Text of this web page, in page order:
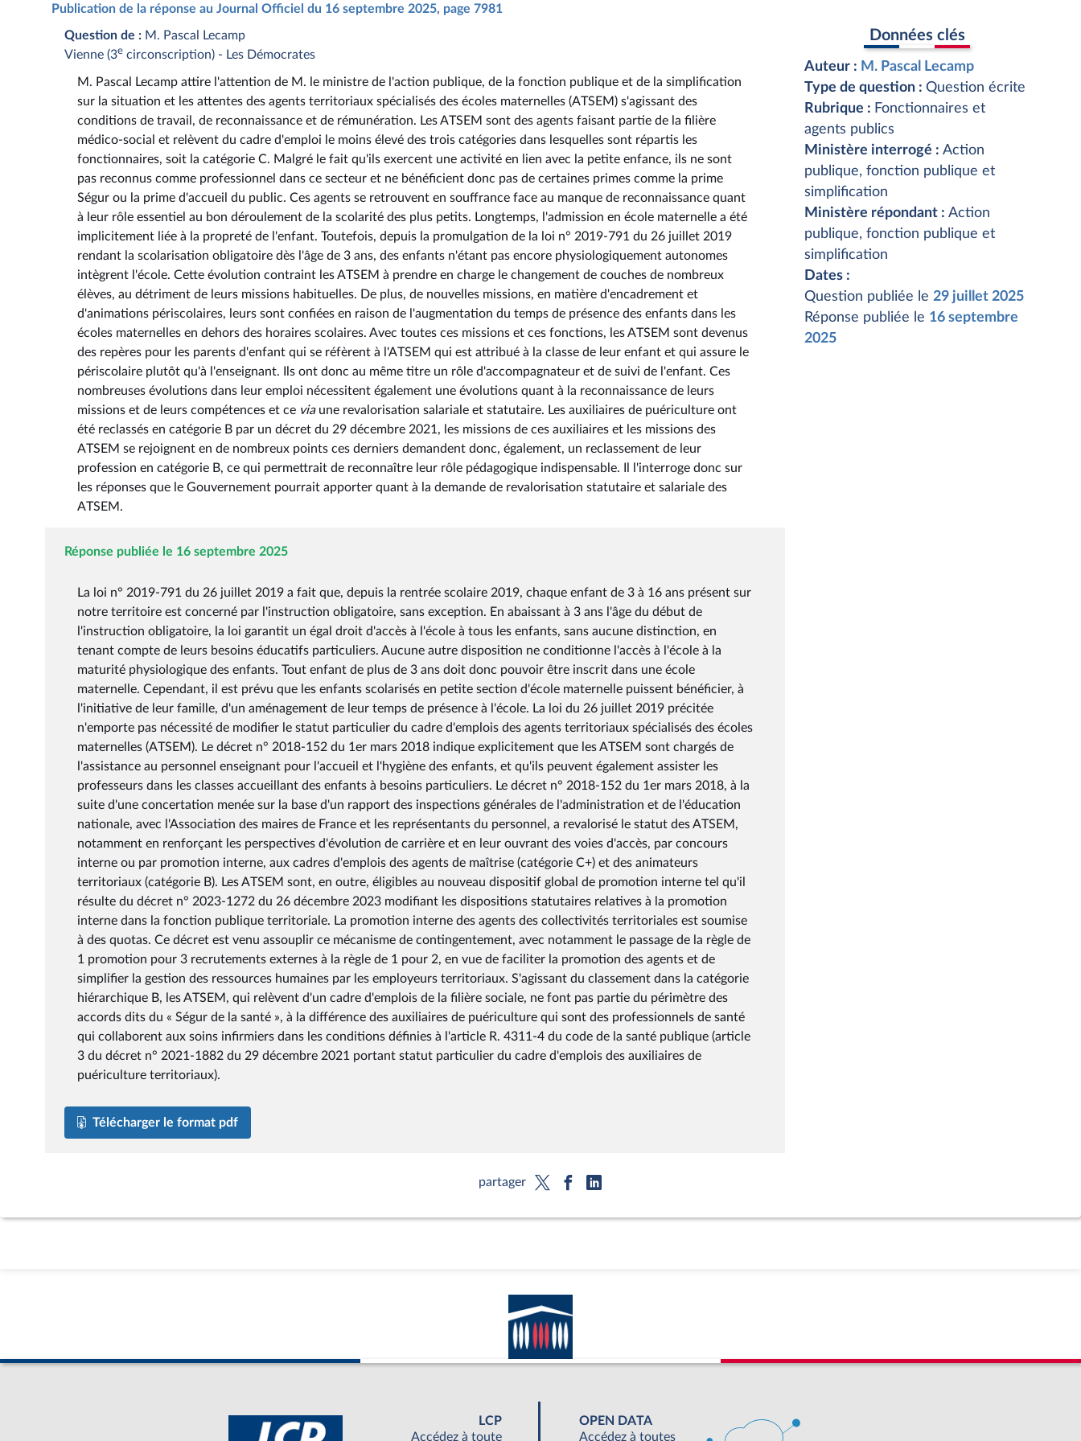
Publication de la réponse au Journal Officiel du 16 septembre 2025, page 7981
Question de : M. Pascal Lecamp
Vienne (3e circonscription) - Les Démocrates
M. Pascal Lecamp attire l'attention de M. le ministre de l'action publique, de la fonction publique et de la simplification
sur la situation et les attentes des agents territoriaux spécialisés des écoles maternelles (ATSEM) s'agissant des
conditions de travail, de reconnaissance et de rémunération. Les ATSEM sont des agents faisant partie de la filière
médico-social et relèvent du cadre d'emploi le moins élevé des trois catégories dans lesquelles sont répartis les
fonctionnaires, soit la catégorie C. Malgré le fait qu'ils exercent une activité en lien avec la petite enfance, ils ne sont
pas reconnus comme professionnel dans ce secteur et ne bénéficient donc pas de certaines primes comme la prime
Ségur ou la prime d'accueil du public. Ces agents se retrouvent en souffrance face au manque de reconnaissance quant
à leur rôle essentiel au bon déroulement de la scolarité des plus petits. Longtemps, l'admission en école maternelle a été
implicitement liée à la propreté de l'enfant. Toutefois, depuis la promulgation de la loi n° 2019-791 du 26 juillet 2019
rendant la scolarisation obligatoire dès l'âge de 3 ans, des enfants n'étant pas encore physiologiquement autonomes
intègrent l'école. Cette évolution contraint les ATSEM à prendre en charge le changement de couches de nombreux
élèves, au détriment de leurs missions habituelles. De plus, de nouvelles missions, en matière d'encadrement et
d'animations périscolaires, leurs sont confiées en raison de l'augmentation du temps de présence des enfants dans les
écoles maternelles en dehors des horaires scolaires. Avec toutes ces missions et ces fonctions, les ATSEM sont devenus
des repères pour les parents d'enfant qui se réfèrent à l'ATSEM qui est attribué à la classe de leur enfant et qui assure le
périscolaire plutôt qu'à l'enseignant. Ils ont donc au même titre un rôle d'accompagnateur et de suivi de l'enfant. Ces
nombreuses évolutions dans leur emploi nécessitent également une évolutions quant à la reconnaissance de leurs
missions et de leurs compétences et ce viaune revalorisation salariale et statutaire. Les auxiliaires de puériculture ont
été reclassés en catégorie B par un décret du 29 décembre 2021, les missions de ces auxiliaires et les missions des
ATSEM se rejoignent en de nombreux points ces derniers demandent donc, également, un reclassement de leur
profession en catégorie B, ce qui permettrait de reconnaître leur rôle pédagogique indispensable. Il l'interroge donc sur
les réponses que le Gouvernement pourrait apporter quant à la demande de revalorisation statutaire et salariale des
ATSEM.
Réponse publiée le 16 septembre 2025
La loi n° 2019-791 du 26 juillet 2019 a fait que, depuis la rentrée scolaire 2019, chaque enfant de 3 à 16 ans présent sur
notre territoire est concerné par l'instruction obligatoire, sans exception. En abaissant à 3 ans l'âge du début de
l'instruction obligatoire, la loi garantit un égal droit d'accès à l'école à tous les enfants, sans aucune distinction, en
tenant compte de leurs besoins éducatifs particuliers. Aucune autre disposition ne conditionne l'accès à l'école à la
maturité physiologique des enfants. Tout enfant de plus de 3 ans doit donc pouvoir être inscrit dans une école
maternelle. Cependant, il est prévu que les enfants scolarisés en petite section d'école maternelle puissent bénéficier, à
l'initiative de leur famille, d'un aménagement de leur temps de présence à l'école. La loi du 26 juillet 2019 précitée
n'emporte pas nécessité de modifier le statut particulier du cadre d'emplois des agents territoriaux spécialisés des écoles
maternelles (ATSEM). Le décret n° 2018-152 du 1er mars 2018 indique explicitement que les ATSEM sont chargés de
l'assistance au personnel enseignant pour l'accueil et l'hygiène des enfants, et qu'ils peuvent également assister les
professeurs dans les classes accueillant des enfants à besoins particuliers. Le décret n° 2018-152 du 1er mars 2018, à la
suite d'une concertation menée sur la base d'un rapport des inspections générales de l'administration et de l'éducation
nationale, avec l'Association des maires de France et les représentants du personnel, a revalorisé le statut des ATSEM,
notamment en renforçant les perspectives d'évolution de carrière et en leur ouvrant des voies d'accès, par concours
interne ou par promotion interne, aux cadres d'emplois des agents de maîtrise (catégorie C+) et des animateurs
territoriaux (catégorie B). Les ATSEM sont, en outre, éligibles au nouveau dispositif global de promotion interne tel qu'il
résulte du décret n° 2023-1272 du 26 décembre 2023 modifiant les dispositions statutaires relatives à la promotion
interne dans la fonction publique territoriale. La promotion interne des agents des collectivités territoriales est soumise
à des quotas. Ce décret est venu assouplir ce mécanisme de contingentement, avec notamment le passage de la règle de
1 promotion pour 3 recrutements externes à la règle de 1 pour 2, en vue de faciliter la promotion des agents et de
simplifier la gestion des ressources humaines par les employeurs territoriaux. S'agissant du classement dans la catégorie
hiérarchique B, les ATSEM, qui relèvent d'un cadre d'emplois de la filière sociale, ne font pas partie du périmètre des
accords dits du « Ségur de la santé », à la différence des auxiliaires de puériculture qui sont des professionnels de santé
qui collaborent aux soins infirmiers dans les conditions définies à l'article R. 4311-4 du code de la santé publique (article
3 du décret n° 2021-1882 du 29 décembre 2021 portant statut particulier du cadre d'emplois des auxiliaires de
puériculture territoriaux).
Télécharger le format pdf
Données clés
Auteur : M. Pascal Lecamp
Type de question : Question écrite
Rubrique : Fonctionnaires et
agents publics
Ministère interrogé : Action
publique, fonction publique et
simplification
Ministère répondant : Action
publique, fonction publique et
simplification
Dates :
Question publiée le 29 juillet 2025
Réponse publiée le 16 septembre
2025
partager
LCP
Accédez à toute
OPEN DATA
Accédez à toutes